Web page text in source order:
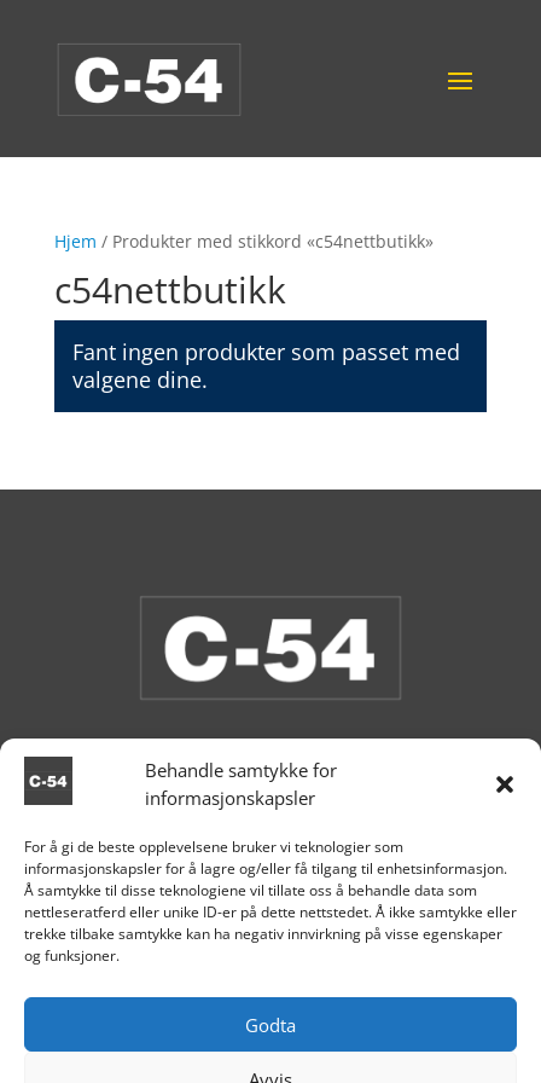
Behandle samtykke for
informasjonskapsler
For å gi de beste opplevelsene bruker vi teknologier som
informasjonskapsler for å lagre og/eller få tilgang til enhetsinformasjon.
Å samtykke til disse teknologiene vil tillate oss å behandle data som
nettleseratferd eller unike ID-er på dette nettstedet. Å ikke samtykke eller
trekke tilbake samtykke kan ha negativ innvirkning på visse egenskaper
og funksjoner.
Godta
Hjem / Produkter med stikkord «c54nettbutikk»
c54nettbutikk
Fant ingen produkter som passet med
valgene dine.

Aksdal

+47 995 81 519
 post@c54.no
Org nr. 915 859 313